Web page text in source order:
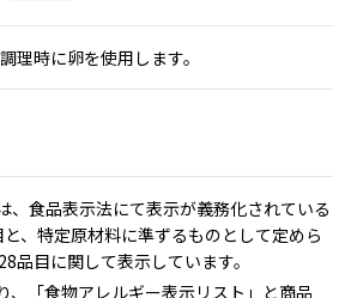
調理時に卵を使用します。
、食品表示法にて表示が義務化されている
、特定原材料に準ずるものとして定めら
品目に関して表示しています。
、「食物アレルギー表示リスト」と商品